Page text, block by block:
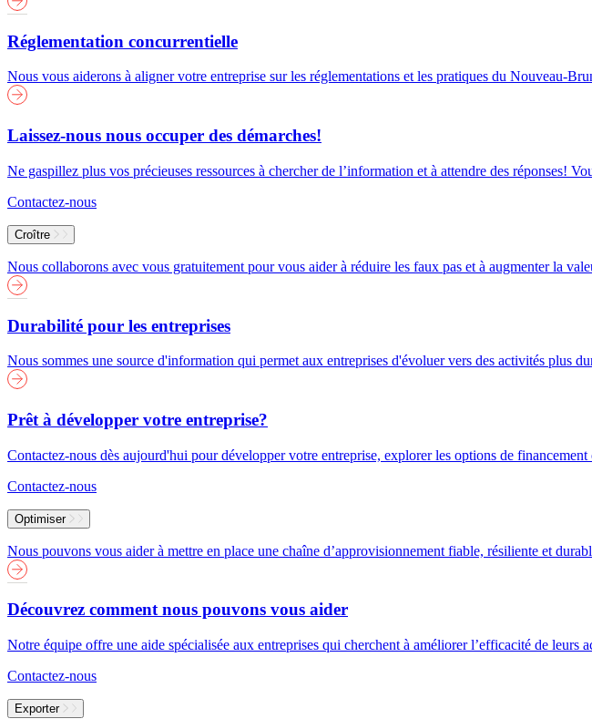
Réglementation concurrentielle
Nous vous aiderons à aligner votre entreprise sur les réglementations et les pratiques du Nouveau-
Laissez-nous nous occuper des démarches!
Ne gaspillez plus vos précieuses ressources à chercher de l’information et à attendre des réponses!
Contactez-nous
Croître
Nous collaborons avec vous gratuitement pour vous aider à réduire les faux pas et à augmenter la
Durabilité pour les entreprises
Nous sommes une source d'information qui permet aux entreprises d'évoluer vers des activités plus
Prêt à développer votre entreprise?
Contactez-nous dès aujourd'hui pour développer votre entreprise, explorer les options de
Contactez-nous
Optimiser
Nous pouvons vous aider à mettre en place une chaîne d’approvisionnement fiable, résiliente et
Découvrez comment nous pouvons vous aider
Notre équipe offre une aide spécialisée aux entreprises qui cherchent à améliorer l’efficacité de
Contactez-nous
Exporter